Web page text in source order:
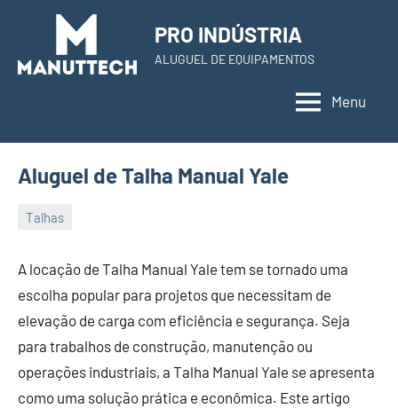
content
PRO INDÚSTRIA
ALUGUEL DE EQUIPAMENTOS
Menu
Aluguel de Talha Manual Yale
Talhas
November
de
2023
A locação de Talha Manual Yale tem se tornado uma
escolha popular para projetos que necessitam de
elevação de carga com eficiência e segurança. Seja
para trabalhos de construção, manutenção ou
operações industriais, a Talha Manual Yale se apresenta
como uma solução prática e econômica. Este artigo